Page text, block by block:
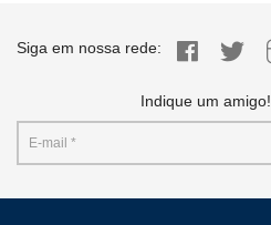
Siga em nossa rede:
Indique um amigo!